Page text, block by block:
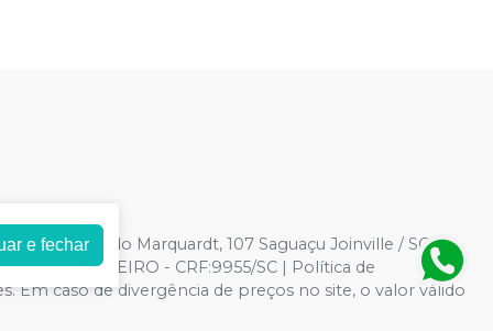
| Rua Alfredo Marquardt, 107 Saguaçu Joinville / SC
MONTEIRO - CRF:9955/SC | Política de
Em caso de divergência de preços no site, o valor válido
e fechar